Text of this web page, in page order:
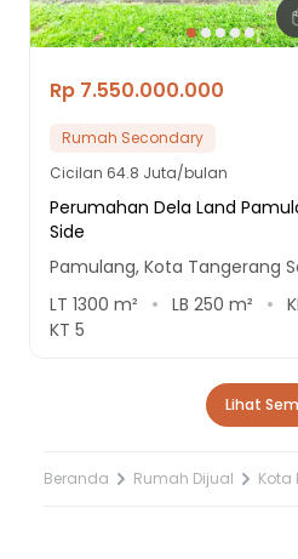
Rp 7.550.000.000
Rumah Secondary
Cicilan 64.8 Juta/bulan
Perumahan Dela Land
Side
Pamulang, Kota Tangerang
LT 1300 m² LB 250 m²
KT 5
Lihat
Beranda Rumah Dijual Kota